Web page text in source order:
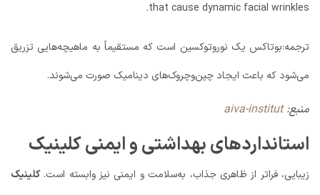
that cause dynamic facial wrinkles.
ترجمه:بوتاکس یک نوروتوکسین است که مستقیماً به ماهیچه‌هایی تزریق
می‌شود که باعث ایجاد چین‌وچروک‌های دینامیک صورت می‌شوند.
منبع:aiva-institut
استانداردهای بهداشتی و ایمنی کلینیک
زیبایی، فراتر از ظاهری جذاب، به‌سلامت و ایمنی نیز وابسته است.کلینیک